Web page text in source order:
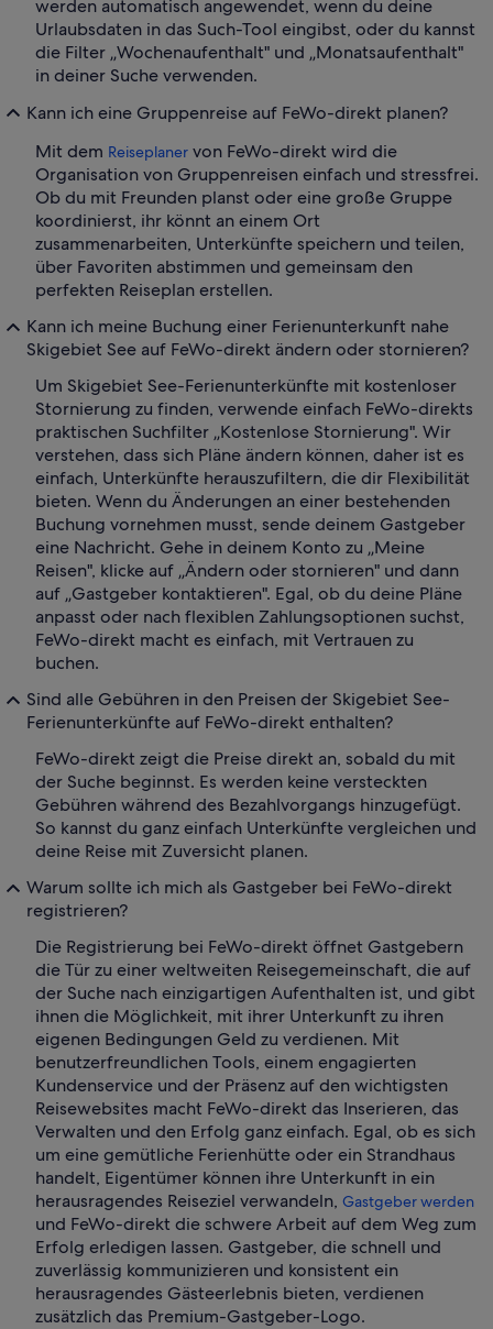
werden automatisch angewendet, wenn du deine
Urlaubsdaten in das Such-Tool eingibst, oder du kannst
die Filter „Wochenaufenthalt" und „Monatsaufenthalt"
in deiner Suche verwenden.
Kann ich eine Gruppenreise auf FeWo-direkt planen?
Mit dem Reiseplaner von FeWo-direkt wird die
Organisation von Gruppenreisen einfach und stressfrei.
Ob du mit Freunden planst oder eine große Gruppe
koordinierst, ihr könnt an einem Ort
zusammenarbeiten, Unterkünfte speichern und teilen,
über Favoriten abstimmen und gemeinsam den
perfekten Reiseplan erstellen.
Kann ich meine Buchung einer Ferienunterkunft nahe
Skigebiet See auf FeWo-direkt ändern oder stornieren?
Um Skigebiet See-Ferienunterkünfte mit kostenloser
Stornierung zu finden, verwende einfach FeWo-direkts
praktischen Suchfilter „Kostenlose Stornierung". Wir
verstehen, dass sich Pläne ändern können, daher ist es
einfach, Unterkünfte herauszufiltern, die dir Flexibilität
bieten. Wenn du Änderungen an einer bestehenden
Buchung vornehmen musst, sende deinem Gastgeber
eine Nachricht. Gehe in deinem Konto zu „Meine
Reisen", klicke auf „Ändern oder stornieren" und dann
auf „Gastgeber kontaktieren". Egal, ob du deine Pläne
anpasst oder nach flexiblen Zahlungsoptionen suchst,
FeWo-direkt macht es einfach, mit Vertrauen zu
buchen.
Sind alle Gebühren in den Preisen der Skigebiet See-
Ferienunterkünfte auf FeWo-direkt enthalten?
FeWo-direkt zeigt die Preise direkt an, sobald du mit
der Suche beginnst. Es werden keine versteckten
Gebühren während des Bezahlvorgangs hinzugefügt.
So kannst du ganz einfach Unterkünfte vergleichen und
deine Reise mit Zuversicht planen.
Warum sollte ich mich als Gastgeber bei FeWo-direkt
registrieren?
Die Registrierung bei FeWo-direkt öffnet Gastgebern
die Tür zu einer weltweiten Reisegemeinschaft, die auf
der Suche nach einzigartigen Aufenthalten ist, und gibt
ihnen die Möglichkeit, mit ihrer Unterkunft zu ihren
eigenen Bedingungen Geld zu verdienen. Mit
benutzerfreundlichen Tools, einem engagierten
Kundenservice und der Präsenz auf den wichtigsten
Reisewebsites macht FeWo-direkt das Inserieren, das
Verwalten und den Erfolg ganz einfach. Egal, ob es sich
um eine gemütliche Ferienhütte oder ein Strandhaus
handelt, Eigentümer können ihre Unterkunft in ein
herausragendes Reiseziel verwandeln, Gastgeber werden
und FeWo-direkt die schwere Arbeit auf dem Weg zum
Erfolg erledigen lassen. Gastgeber, die schnell und
zuverlässig kommunizieren und konsistent ein
herausragendes Gästeerlebnis bieten, verdienen
zusätzlich das Premium-Gastgeber-Logo.